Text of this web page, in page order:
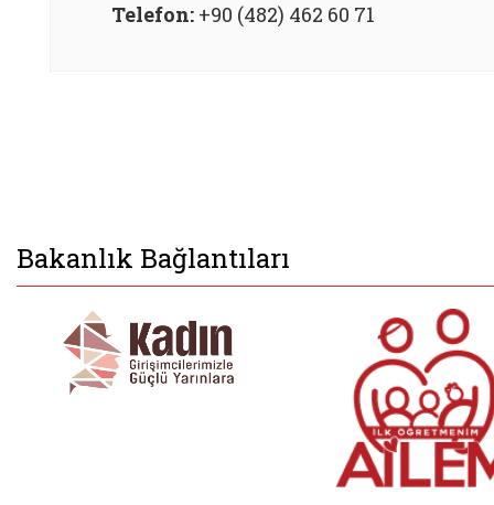
Telefon: +90 (482) 462 60 71
Bakanlık Bağlantıları